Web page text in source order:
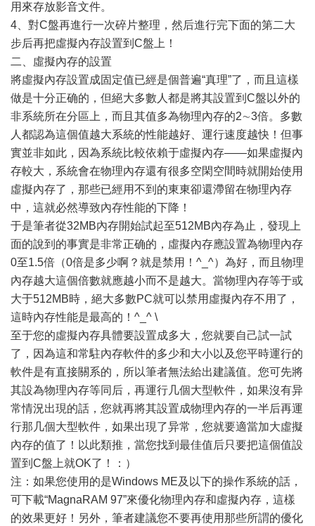
用來存放影音文件。
4、對C盤再進行一次碎片整理，然后進行完下面的第二大
步后再把虛擬內存設置到C盤上！
二、虛擬內存的設置
將虛擬內存設置成固定值已經是個普遍“真理”了，而且這樣
做是十分正确的，但絕大多數人都是將其設置到C盤以外的
非系統所在分區上，而且其值多為物理內存的2∼3倍。多數
人都認為這個值越大系統的性能越好、運行速度越快！但事
實並非如此，因為系統比較依賴于虛擬內存——如果虛擬內
存較大，系統會在物理內存還有很多空閑空間時就開始使用
虛擬內存了，那些已經用不到的東東卻還滯留在物理內存
中，這就必然導致內存性能的下降！
于是筆者從32MB內存開始試起至512MB內存為止，發現上
面的說到的事實是非常正确的，虛擬內存應設置為物理內存
0至1.5倍（0倍是多少啊？就是禁用！^_^）為好，而且物理
內存越大這個倍數就應越小而不是越大。當物理內存等于或
大于512MB時，絕大多數PC就可以禁用虛擬內存不用了，
這時內存性能是最高的！^_^ \
至于您的虛擬內存具體要設置成多大，您就要自己試一試
了，因為這和常駐內存軟件的多少和大小以及您平時運行的
軟件是有直接關系的，所以筆者無法給出建議值。您可先將
其設為物理內存等同后，再運行几個大型軟件，如果沒有异
常情況出現的話，您就再將其設置成物理內存的一半后再運
行那几個大型軟件，如果出現了异常，您就要適當加大虛擬
內存的值了！以此類推，當您找到最佳值后只要把這個值設
置到C盤上就OK了！：）
注：如果您使用的是Windows ME及以下的操作系統的話，
可下載“MagnaRAM 97”來優化物理內存和虛擬內存，這樣
的效果更好！另外，筆者建議您不要再使用那些所謂的優化